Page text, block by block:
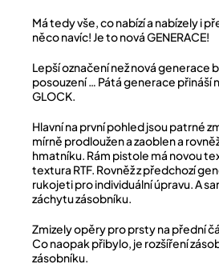
Má tedy vše, co nabízí a nabízely i
něco navíc! Je to nová GENERACE!
Lepší označení než nová generace
posouzení … Pátá generace přináší
GLOCK.
Hlavní na první pohled jsou patrné
mírně prodloužen a zaoblen a
hmatníku. Rám pistole má novou
textura RTF. Rovněž z předchozí
rukojeti pro individuální úpravu. A
záchytu zásobníku.
Zmizely opěry pro prsty na přední
Co naopak přibylo, je rozšíření
zásobníku.